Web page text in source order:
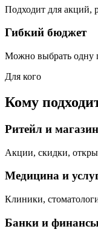
Подходит для акций,
Гибкий бюджет
Можно выбрать одну
Для кого
Кому
Ритейл и
Акции, скидки,
Медицина и
Клиники,
Банки и